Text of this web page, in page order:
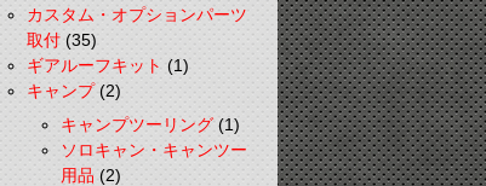
カスタム・オプションパーツ
取付(35)
ギアルーフキット(1)
キャンプ(2)
キャンプツーリング(1)
ソロキャン・キャンツー
用品(2)